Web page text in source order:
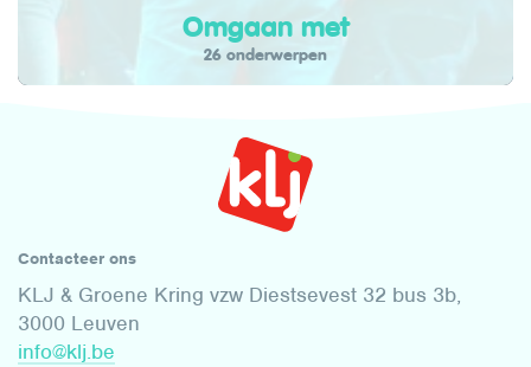
Omgaan met
26 onderwerpen
Contacteer ons
KLJ & Groene Kring vzw Diestsevest 32 bus 3b,
3000 Leuven
info@klj.be​